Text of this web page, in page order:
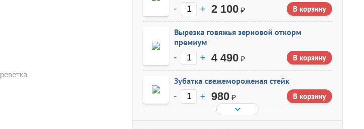
2 100 ₽
Вырезка говяжья зерновой откорм
премиум
4 490 ₽
Зубатка свежемороженая стейк
980 ₽